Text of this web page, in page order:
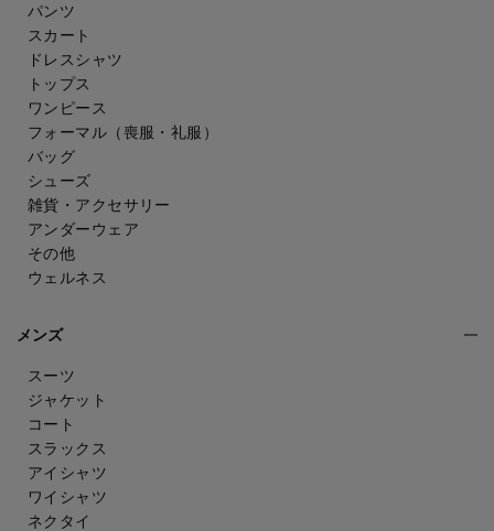
パンツ
スカート
ドレスシャツ
トップス
ワンピース
フォーマル（喪服・礼服）
バッグ
シューズ
雑貨・アクセサリー
アンダーウェア
その他
ウェルネス
メンズ
スーツ
ジャケット
コート
スラックス
アイシャツ
ワイシャツ
ネクタイ